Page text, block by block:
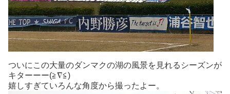
ついにこの大量のダンマクの湖の風景を見れるシーズンが
キターーー(≧∇≦)
嬉しすぎていろんな角度から撮ったよー。